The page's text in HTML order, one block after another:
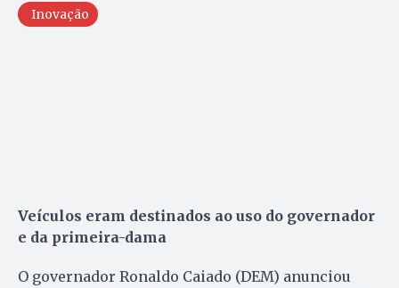
Inovação
Veículos eram destinados ao uso do governador
e da primeira-dama
O governador Ronaldo Caiado (DEM) anunciou